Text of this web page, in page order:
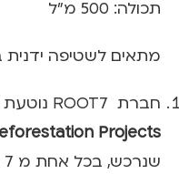
תכולה: 500 מ"ל
מתאים לשטיפה ידנית
חברת ROOT7 נוטעת עץ ברחבי העולם בשיתוף עם
Projects
שנרכש, בכל אחת מ 7 היבשות.